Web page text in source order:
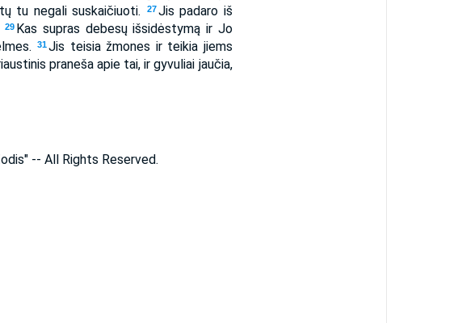
tu negali suskaičiuoti. 27 Jis padaro iš
29 Kas supras debesų išsidėstymą ir Jo
31Jis teisia žmones ir teikia jiems
praneša apie tai, ir gyvuliai jaučia,
-- All Rights Reserved.